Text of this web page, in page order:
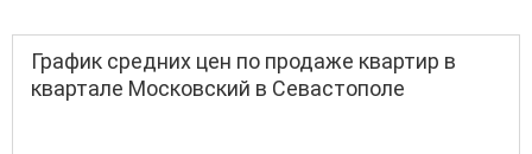
График средних цен по продаже квартир в
квартале Московский в Севастополе